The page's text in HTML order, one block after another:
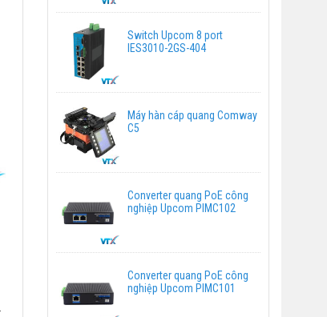
Switch Upcom 8 port
IES3010-2GS-404
Máy hàn cáp quang Comway
C5
Converter quang PoE công
nghiệp Upcom PIMC102
Converter quang PoE công
nghiệp Upcom PIMC101